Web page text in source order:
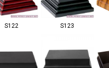
S122 S123